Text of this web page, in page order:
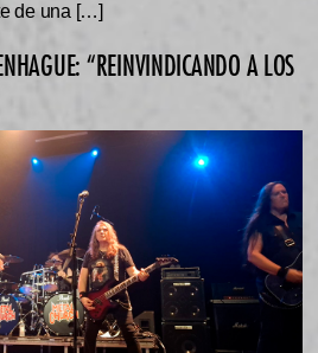
de una […]
“REINVINDICANDO A LOS